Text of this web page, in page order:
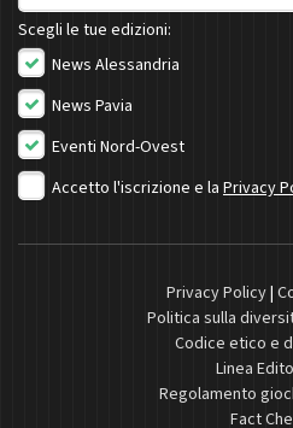
Scegli le tue edizioni:
News Alessandria
News Pavia
Eventi Nord-Ovest
Accetto l'iscrizione e la Privacy
Privacy Policy|
Politica sulla
Codice etico e
Linea
Regolamento
Fact